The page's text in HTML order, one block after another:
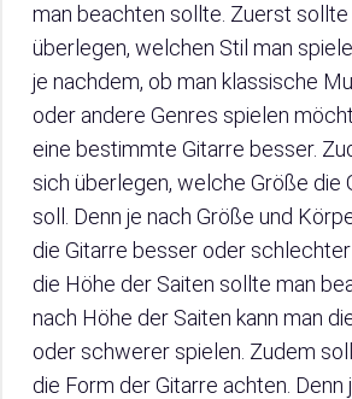
man beachten sollte. Zuerst sollte
überlegen, welchen Stil man
je nachdem, ob man klassische
oder andere Genres spielen
eine bestimmte Gitarre besser.
sich überlegen, welche Größe die
soll. Denn je nach Größe und
die Gitarre besser oder
die Höhe der Saiten sollte man
nach Höhe der Saiten kann man
oder schwerer spielen. Zudem
die Form der Gitarre achten. Denn